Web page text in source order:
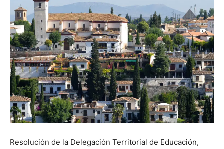
Resolución de la Delegación Territorial de Educación,